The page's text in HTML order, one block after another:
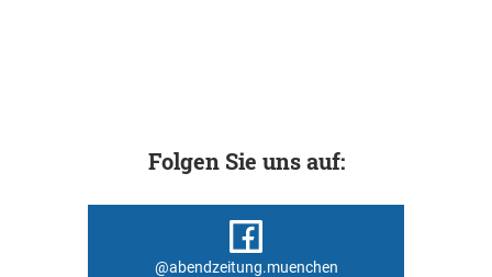
Folgen Sie uns auf:
@abendzeitung.muenchen